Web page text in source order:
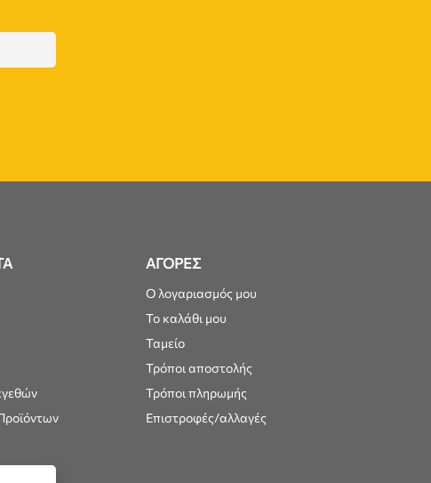
ΑΓΟΡΕΣ
Ο λογαριασμός μου
Το καλάθι μου
Ταμείο
Τρόποι αποστολής
Τρόποι πληρωμής
Επιστροφές/αλλαγές